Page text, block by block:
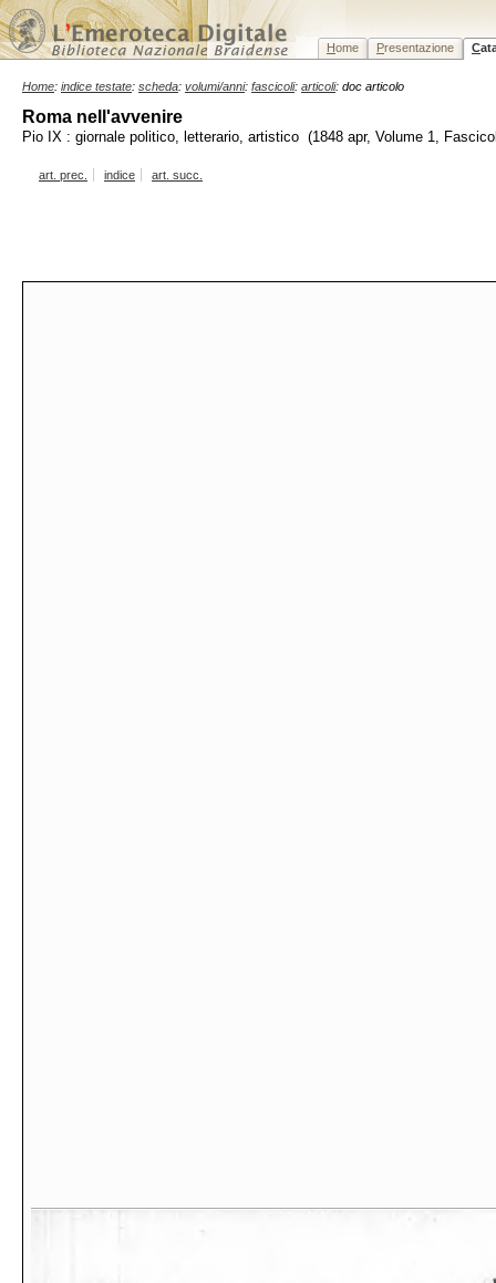
Home Presentazione C
Home: indice testate: scheda: volumi/anni: fascicoli: articoli: doc articolo
Roma nell'avvenire
Pio IX : giornale politico, letterario, artistico (1848 apr, Volume 1,
art. prec. indice art. succ.